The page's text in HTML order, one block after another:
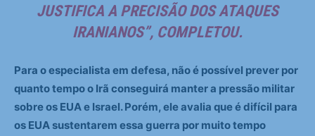
JUSTIFICA A PRECISÃO DOS ATAQUES
IRANIANOS”, COMPLETOU.
Para o especialista em defesa, não é possível prever por
quanto tempo o Irã conseguirá manter a pressão militar
sobre os EUA e Israel. Porém, ele avalia que é difícil para
os EUA sustentarem essa guerra por muito tempo